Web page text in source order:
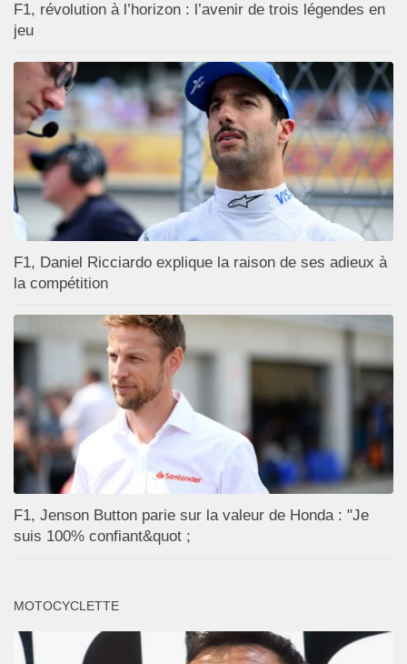
F1, révolution à l’horizon : l’avenir de trois légendes en
jeu
F1, Daniel Ricciardo explique la raison de ses adieux à
la compétition
F1, Jenson Button parie sur la valeur de Honda : "Je
suis 100% confiant&quot ;
MOTOCYCLETTE